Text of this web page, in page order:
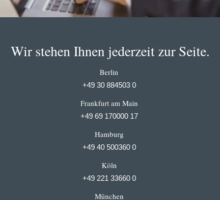
Wir stehen Ihnen jederzeit zur Seite.
Berlin
+49 30 884503 0
Frankfurt am Main
+49 69 170000 17
Hamburg
+49 40 500360 0
Köln
+49 221 33660 0
München